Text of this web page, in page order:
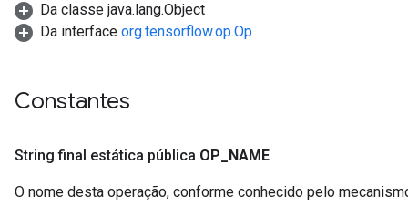
Da classe java.lang.Object
Da interface org.tensorflow.op.Op
Constantes
String final estática pública OP NAME
O nome desta operação, conforme conhecido pelo